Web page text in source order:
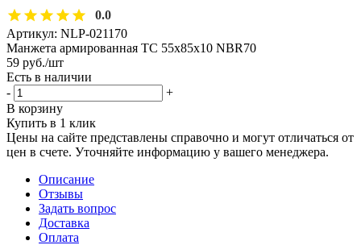
0.0
Артикул: NLP-021170
Манжета армированная TC 55х85х10 NBR70
59 руб./шт
Есть в наличии
-
+
В корзину
Купить в 1 клик
Цены на сайте представлены справочно и могут отличаться от
цен в счете. Уточняйте информацию у вашего менеджера.
Описание
Отзывы
Задать вопрос
Доставка
Оплата